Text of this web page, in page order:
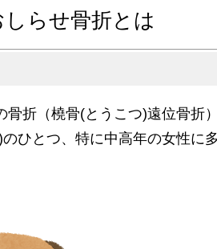
らせ骨折とは
骨折（橈骨(とうこつ)遠位骨折
ひとつ、特に中高年の女性に